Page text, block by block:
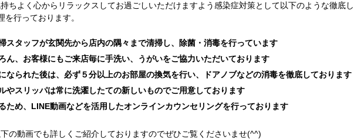
ちよく心からリラックスしてお過ごしいただけますよう感染症対策として以下のような徹底し
を行っております。
スタッフが玄関先から店内の隅々まで清掃し、除菌・消毒を行っています
ん、お客様にもご来店毎に手洗い、うがいをご協力いただいております
なられた後は、必ず５分以上のお部屋の換気を行い、ドアノブなどの消毒を徹底しております
やスリッパは常に洗濯したての新しいものでご用意しております
ため、LINE動画などを活用したオンラインカウンセリングを行っております
の動画でも詳しくご紹介しておりますのでぜひご覧くださいませ(^^)